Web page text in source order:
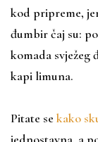
kod pripreme,
đumbir čaj su:
komada svježeg
kapi limuna.
Pitate se kako